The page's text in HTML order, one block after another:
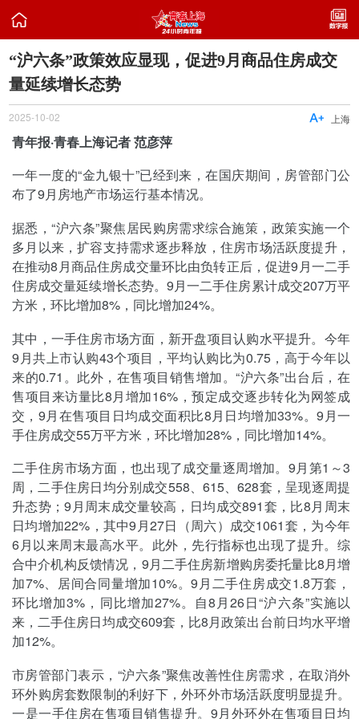

“沪六条”政策效应显现，促进9月商品住房成交
量延续增长态势
2025-10-02 上海

青年报·青春上海记者 范彦萍
一年一度的“金九银十”已经到来，在国庆期间，房管部门公
布了9月房地产市场运行基本情况。
据悉，“沪六条”聚焦居民购房需求综合施策，政策实施一个
多月以来，扩容支持需求逐步释放，住房市场活跃度提升，
在推动8月商品住房成交量环比由负转正后，促进9月一二手
住房成交量延续增长态势。9月一二手住房累计成交207万平
方米，环比增加8%，同比增加24%。
其中，一手住房市场方面，新开盘项目认购水平提升。今年
9月共上市认购43个项目，平均认购比为0.75，高于今年以
来的0.71。此外，在售项目销售增加。“沪六条”出台后，在
售项目来访量比8月增加16%，预定成交逐步转化为网签成
交，9月在售项目日均成交面积比8月日均增加33%。9月一
手住房成交55万平方米，环比增加28%，同比增加14%。
二手住房市场方面，也出现了成交量逐周增加。9月第1～3
周，二手住房日均分别成交558、615、628套，呈现逐周提
升态势；9月周末成交量较高，日均成交891套，比8月周末
日均增加22%，其中9月27日（周六）成交1061套，为今年
6月以来周末最高水平。此外，先行指标也出现了提升。综
合中介机构反馈情况，9月二手住房新增购房委托量比8月增
加7%、居间合同量增加10%。9月二手住房成交1.8万套，
环比增加3%，同比增加27%。自8月26日“沪六条”实施以
来，二手住房日均成交609套，比8月政策出台前日均水平增
加12%。
市房管部门表示，“沪六条”聚焦改善性住房需求，在取消外
环外购房套数限制的利好下，外环外市场活跃度明显提升。
一是一手住房在售项目销售提升。9月外环外在售项目日均